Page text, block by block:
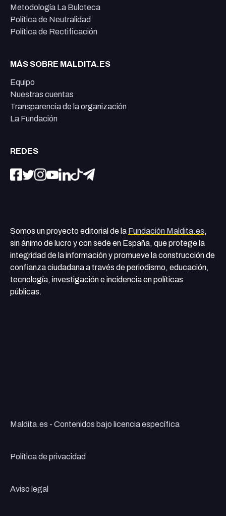
Metodología La Buloteca
Política de Neutralidad
Política de Rectificación
MÁS SOBRE MALDITA.ES
Equipo
Nuestras cuentas
Transparencia de la organización
La Fundación
REDES
Somos un proyecto editorial de la Fundación Maldita.es,
sin ánimo de lucro y con sede en España, que protege la
integridad de la información y promueve la construcción de
confianza ciudadana a través de periodismo, educación,
tecnología, investigación e incidencia en políticas
públicas.
Maldita.es - Contenidos bajo licencia específica
Política de privacidad
Aviso legal